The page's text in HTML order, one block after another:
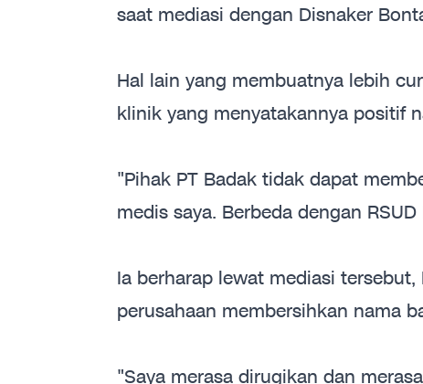
saat mediasi dengan Disnaker
Hal lain yang membuatnya lebih
klinik yang menyatakannya positif
"Pihak PT Badak tidak dapat
medis saya. Berbeda dengan
Ia berharap lewat mediasi
perusahaan membersihkan nama
"Saya merasa dirugikan dan